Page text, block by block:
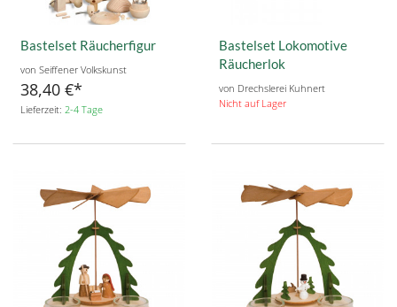
Bastelset Räucherfigur
von Seiffener Volkskunst
38,40 €
Lieferzeit: 2-4 Tage
Bastelset Lokomotive
Räucherlok
von Drechslerei Kuhnert
Nicht auf Lager